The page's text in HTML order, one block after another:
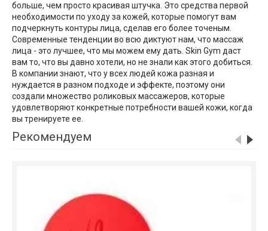
больше, чем просто красивая штучка. Это средства первой
необходимости по уходу за кожей, которые помогут вам
подчеркнуть контуры лица, сделав его более точеным.
Современные тенденции во всю диктуют нам, что массаж
лица - это лучшее, что мы можем ему дать. Skin Gym даст
вам то, что вы давно хотели, но не знали как этого добиться.
В компании знают, что у всех людей кожа разная и
нуждается в разном подходе и эффекте, поэтому они
создали множество роликовых массажеров, которые
удовлетворяют конкретные потребности вашей кожи, когда
вы тренируете ее.
Рекомендуем